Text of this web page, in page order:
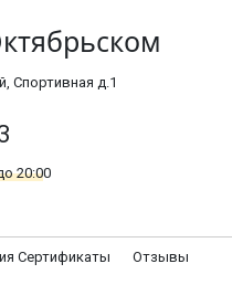
Спортивная д.1
20:00
Сертификаты Отзывы